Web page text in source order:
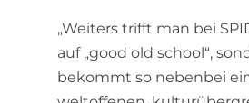
„Weiters trifft man bei
auf „good old school“,
bekommt so nebenbei